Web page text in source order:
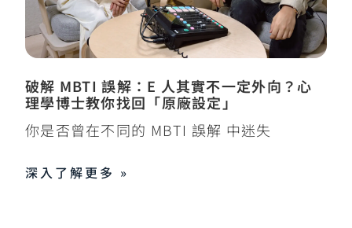
破解 MBTI 誤解：E 人其實不一定外向？心
理學博士教你找回「原廠設定」
你是否曾在不同的 MBTI 誤解 中迷失
深入了解更多 »